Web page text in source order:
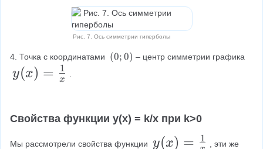
fr
a
{
;
\
c
=
\f
r
c
Рис. 7. Ось симметрии гиперболы
4. Точка с координатами
(
(0; 0) – центр симметрии графика
y
)
=
y(x) = x
1
Свойства функции y(x) = k/x при k>0
Мы рассмотрели свойства функции y
y(x) = 1 , эти же